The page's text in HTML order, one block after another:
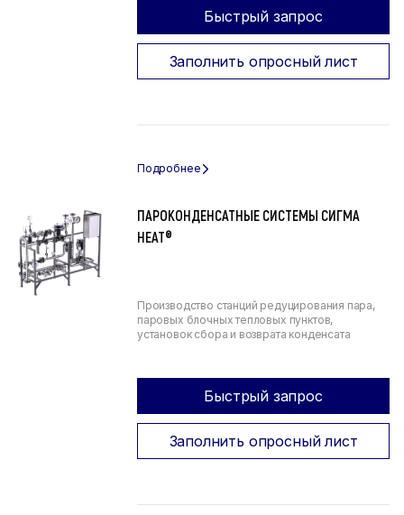
Быстрый запрос
Заполнить опросный лист
ПАРОКОНДЕНСАТНЫЕ СИСТЕМЫ СИГМА
HEAT®
Производство станций редуцирования пара,
паровых блочных тепловых пунктов,
установок сбора и возврата конденсата
Быстрый запрос
Заполнить опросный лист